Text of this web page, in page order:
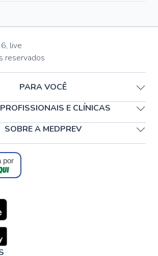
, live
reservados
PARA VOCÊ
E CLÍNICAS
SOBRE A MEDPREV
por